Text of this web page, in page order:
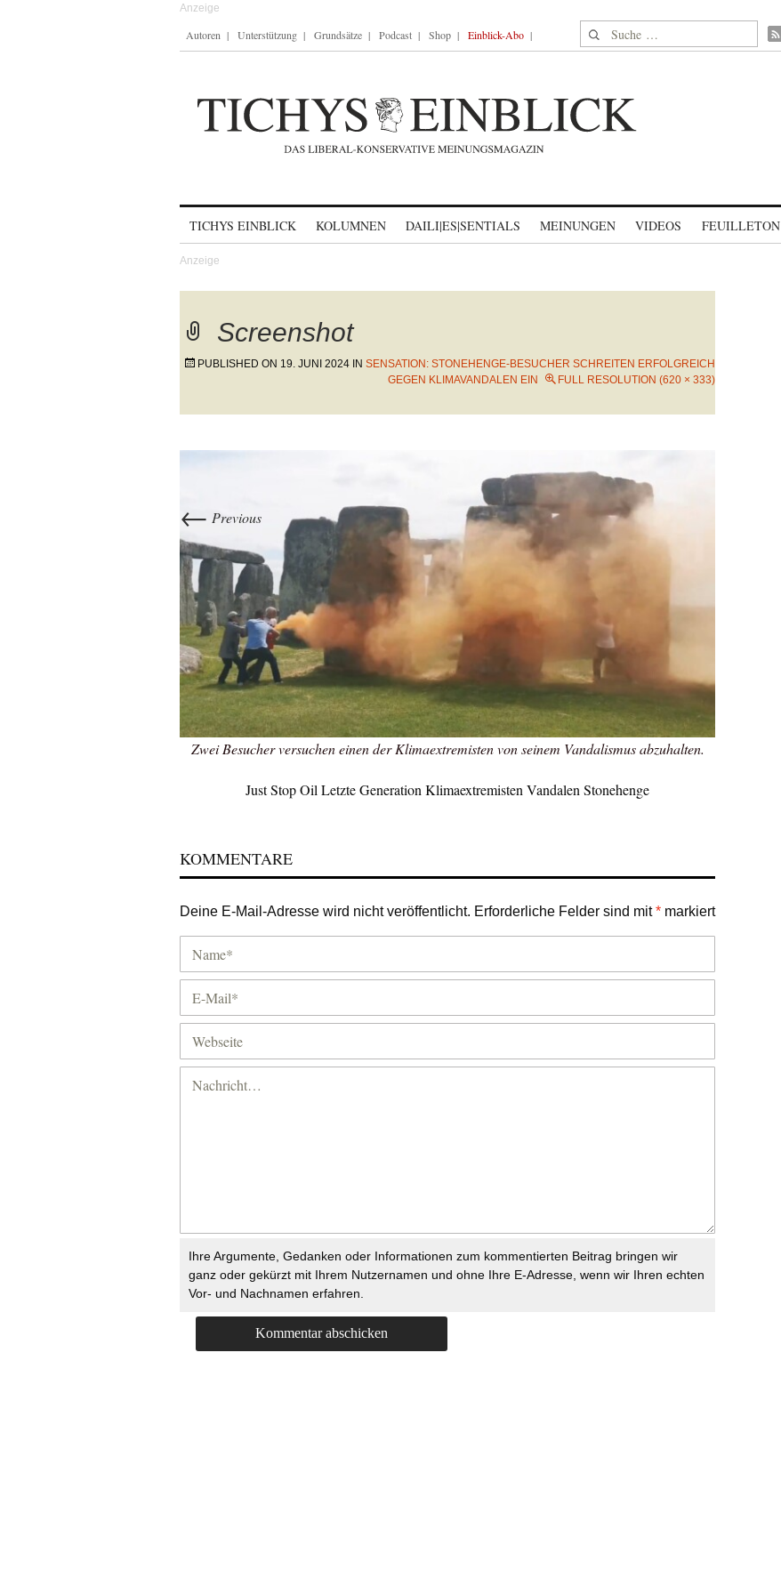
Autoren Unterstützung Grundsätze Podcast Shop Einblick-Abo Suche nach:
TICHYS EINBLICK KOLUMNEN DAILI|ES|SENTIALS MEINUNGEN VIDEOS FEUILLETON
Screenshot
PUBLISHED ON 19. JUNI 2024 IN SENSATION: STONEHENGE-BESUCHER SCHREITEN ERFOLGREICH
GEGEN KLIMAVANDALEN EIN
FULL RESOLUTION (620 × 333)
← Previous
Zwei Besucher versuchen einen der Klimaextremisten von seinem Vandalismus abzuhalten.
Just Stop Oil Letzte Generation Klimaextremisten Vandalen Stonehenge
KOMMENTARE
Deine E-Mail-Adresse wird nicht veröffentlicht. Erforderliche Felder sind mit* markiert
Ihre Argumente, Gedanken oder Informationen zum kommentierten Beitrag bringen wir
ganz oder gekürzt mit Ihrem Nutzernamen und ohne Ihre E-Adresse, wenn wir Ihren echten
Vor- und Nachnamen erfahren.